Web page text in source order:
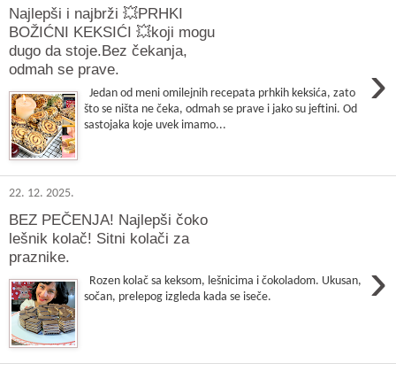
Najlepši i najbrži 💥PRHKI
BOŽIĆNI KEKSIĆI 💥koji mogu
dugo da stoje.Bez čekanja,
odmah se prave.
›
Jedan od meni omilejnih recepata prhkih keksića, zato
što se ništa ne čeka, odmah se prave i jako su jeftini. Od
sastojaka koje uvek imamo...
22. 12. 2025.
BEZ PEČENJA! Najlepši čoko
lešnik kolač! Sitni kolači za
praznike.
›
Rozen kolač sa keksom, lešnicima i čokoladom. Ukusan,
sočan, prelepog izgleda kada se iseče.